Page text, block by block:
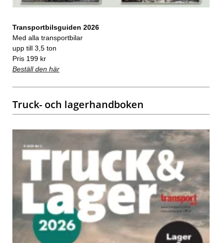
Transportbilsguiden 2026
Med alla transportbilar
upp till 3,5 ton
Pris 199 kr
Beställ den här
Truck- och lagerhandboken